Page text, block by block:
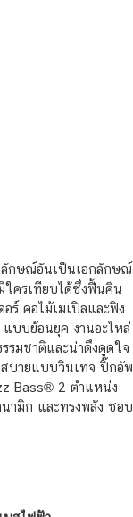
ลักษณ์อันเป็นเอกลักษณ์
ใครเทียบได้ซึ่งฟื้นคืน
อร์ คอไม้เมเปิลและฟิง
แบบย้อนยุค งานอะไหล่
รมชาติและน่าดึงดูดใจ
บายแบบวินเทจ ปิ๊กอัพ
Bass® 2 ตำแหน่ง
ามิก และทรงพลัง ชอบ